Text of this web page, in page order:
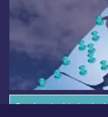
Overige dagbladen in